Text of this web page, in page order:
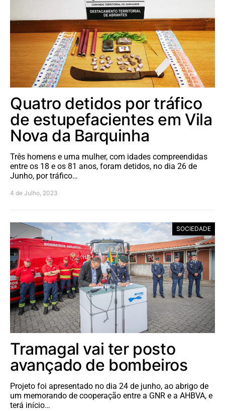
Quatro detidos por tráfico
de estupefacientes em Vila
Nova da Barquinha
Três homens e uma mulher, com idades compreendidas
entre os 18 e os 81 anos, foram detidos, no dia 26 de
Junho, por tráfico…
4 de Julho, 2023
SOCIEDADE
Tramagal vai ter posto
avançado de bombeiros
Projeto foi apresentado no dia 24 de junho, ao abrigo de
um memorando de cooperação entre a GNR e a AHBVA, e
terá início…